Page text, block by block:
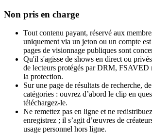
Non pris en charge
Tout contenu payant, réservé aux
uniquement via un jeton ou un compte
pages de visionnage publiques sont
Qu'il s'agisse de shows en direct ou
de lecteurs protégés par DRM, FSAVED
la protection.
Sur une page de résultats de recherche,
catégories : ouvrez d’abord le clip en
téléchargez-le.
Ne remettez pas en ligne et ne
enregistrez ; il s’agit d’œuvres de
usage personnel hors ligne.